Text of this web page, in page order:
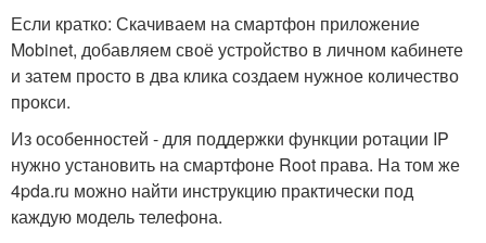
Если кратко: Скачиваем на смартфон приложение
Mobinet, добавляем своё устройство в личном кабинете
и затем просто в два клика создаем нужное количество
прокси.
Из особенностей - для поддержки функции ротации IP
нужно установить на смартфоне Root права. На том же
4pda.ru можно найти инструкцию практически под
каждую модель телефона.